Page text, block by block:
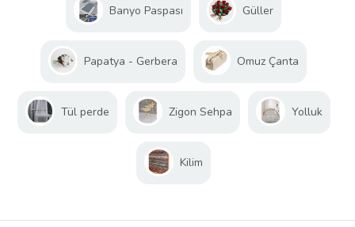
Banyo Paspası Güller
Papatya - Gerbera Omuz Çanta
Tül perde Zigon Sehpa Yolluk
Kilim